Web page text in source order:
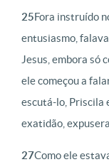
25Fora instruído
entusiasmo,
Jesus, embora só
ele começou a
escutá-lo, Priscila
exatidão,
27Como ele